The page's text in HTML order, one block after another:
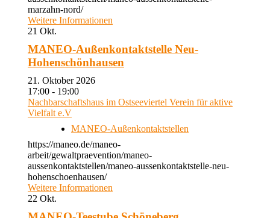
marzahn-nord/
Weitere Informationen
21 Okt.
MANEO-Außenkontaktstelle Neu-
Hohenschönhausen
21. Oktober 2026
17:00 - 19:00
Nachbarschaftshaus im Ostseeviertel Verein für aktive
Vielfalt e.V
MANEO-Außenkontaktstellen
https://maneo.de/maneo-
arbeit/gewaltpraevention/maneo-
aussenkontaktstellen/maneo-aussenkontaktstelle-neu-
hohenschoenhausen/
Weitere Informationen
22 Okt.